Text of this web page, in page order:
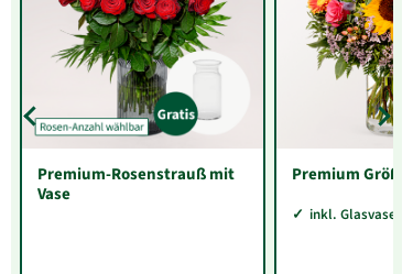
Premium-Rosenstrauß mit
Vase
Premium Größe
inkl. Glasvase